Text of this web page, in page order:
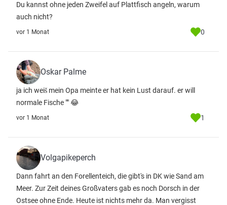
Du kannst ohne jeden Zweifel auf Plattfisch angeln, warum
auch nicht?
vor 1 Monat 0
Oskar Palme
ja ich weiš mein Opa meinte er hat kein Lust darauf. er will
normale Fische "" 😂
vor 1 Monat 1
Volgapikeperch
Dann fahrt an den Forellenteich, die gibt's in DK wie Sand am
Meer. Zur Zeit deines Großvaters gab es noch Dorsch in der
Ostsee ohne Ende. Heute ist nichts mehr da. Man vergisst